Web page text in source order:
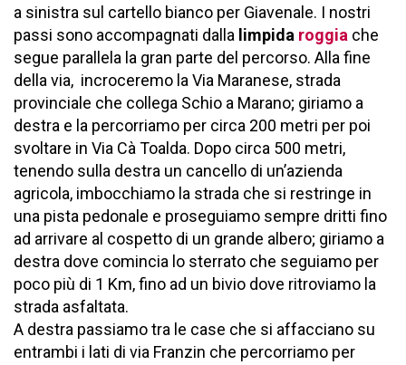
a sinistra sul cartello bianco per Giavenale. I nostri
passi sono accompagnati dalla limpida roggia che
segue parallela la gran parte del percorso. Alla fine
della via, incroceremo la Via Maranese, strada
provinciale che collega Schio a Marano; giriamo a
destra e la percorriamo per circa 200 metri per poi
svoltare in Via Cà Toalda. Dopo circa 500 metri,
tenendo sulla destra un cancello di un’azienda
agricola, imbocchiamo la strada che si restringe in
una pista pedonale e proseguiamo sempre dritti fino
ad arrivare al cospetto di un grande albero; giriamo a
destra dove comincia lo sterrato che seguiamo per
poco più di 1 Km, fino ad un bivio dove ritroviamo la
strada asfaltata.
A destra passiamo tra le case che si affacciano su
entrambi i lati di via Franzin che percorriamo per